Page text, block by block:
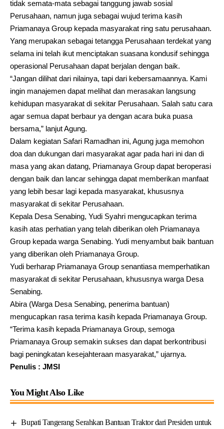
tidak semata-mata sebagai tanggung jawab sosial
Perusahaan, namun juga sebagai wujud terima kasih
Priamanaya Group kepada masyarakat ring satu perusahaan.
Yang merupakan sebagai tetangga Perusahaan terdekat yang
selama ini telah ikut menciptakan suasana kondusif sehingga
operasional Perusahaan dapat berjalan dengan baik.
“Jangan dilihat dari nilainya, tapi dari kebersamaannya. Kami
ingin manajemen dapat melihat dan merasakan langsung
kehidupan masyarakat di sekitar Perusahaan. Salah satu cara
agar semua dapat berbaur ya dengan acara buka puasa
bersama,” lanjut Agung.
Dalam kegiatan Safari Ramadhan ini, Agung juga memohon
doa dan dukungan dari masyarakat agar pada hari ini dan di
masa yang akan datang, Priamanaya Group dapat beroperasi
dengan baik dan lancar sehingga dapat memberikan manfaat
yang lebih besar lagi kepada masyarakat, khususnya
masyarakat di sekitar Perusahaan.
Kepala Desa Senabing, Yudi Syahri mengucapkan terima
kasih atas perhatian yang telah diberikan oleh Priamanaya
Group kepada warga Senabing. Yudi menyambut baik bantuan
yang diberikan oleh Priamanaya Group.
Yudi berharap Priamanaya Group senantiasa memperhatikan
masyarakat di sekitar Perusahaan, khususnya warga Desa
Senabing.
Abira (Warga Desa Senabing, penerima bantuan)
mengucapkan rasa terima kasih kepada Priamanaya Group.
“Terima kasih kepada Priamanaya Group, semoga
Priamanaya Group semakin sukses dan dapat berkontribusi
bagi peningkatan kesejahteraan masyarakat,” ujarnya.
Penulis : JMSI
You Might Also Like
Bupati Tangerang Serahkan Bantuan Traktor dari Presiden untuk